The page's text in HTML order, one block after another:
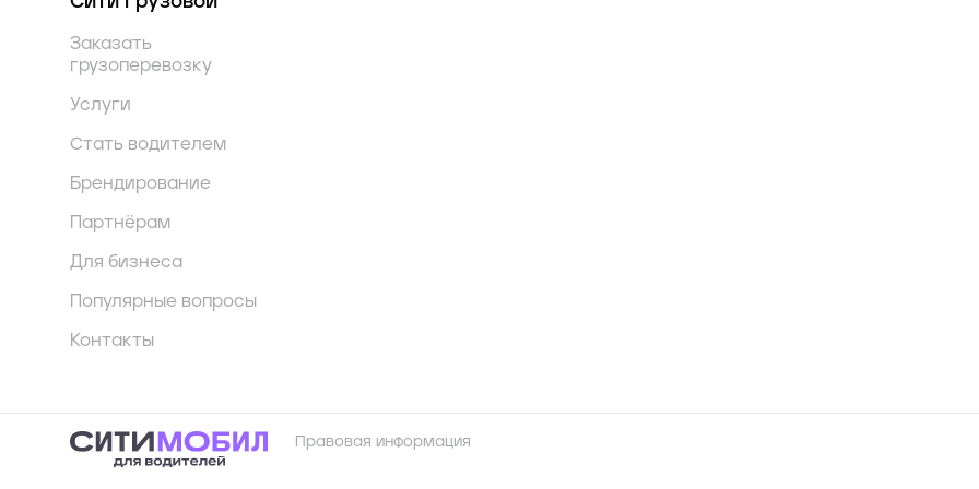
Заказать
грузоперевозку
Услуги
Стать водителем
Брендирование
Партнёрам
Для бизнеса
Популярные вопросы
Контакты
Правовая информация